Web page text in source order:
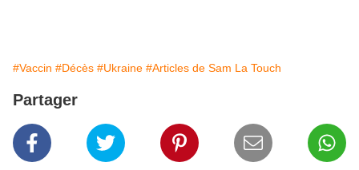
#Vaccin #Décès #Ukraine #Articles de Sam La Touch
Partager